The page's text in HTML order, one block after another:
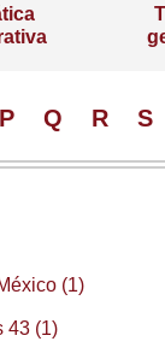
P Q R S
(1)
43 (1)